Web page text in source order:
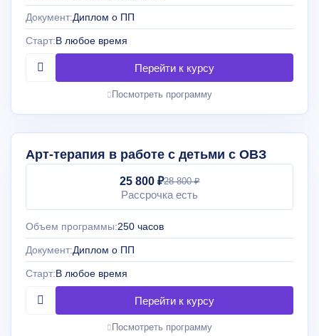
Документ:Диплом о ПП
Старт:В любое время
Посмотреть программу
Арт-терапия в работе с детьми с ОВЗ
25 800 ₽28 800 ₽
Рассрочка есть
Объем программы:250 часов
Документ:Диплом о ПП
Старт:В любое время
Посмотреть программу